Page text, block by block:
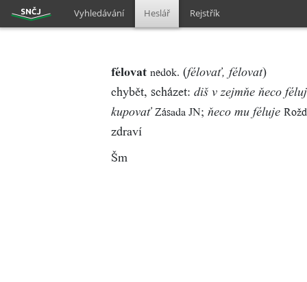
Vyhledávání Heslář Rejstřík
félovat nedok. (félovať, félovat)
chybět, scházet: diš v zejmňe ňeco
kupovať Zásada JN; ňeco mu féluje
zdraví
Šm